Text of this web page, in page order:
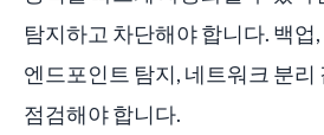
탐지하고 차단해야 합니다. 백업
엔드포인트 탐지, 네트워크 분리
점검해야 합니다.